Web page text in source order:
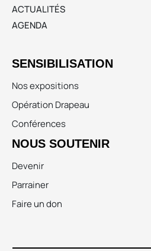
ACTUALITÉS
AGENDA
SENSIBILISATION
Nos expositions
Opération Drapeau
Conférences
NOUS SOUTENIR
Devenir
Parrainer
Faire un don